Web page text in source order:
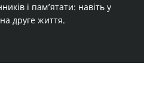
і пам’ятати: навіть у
друге життя.